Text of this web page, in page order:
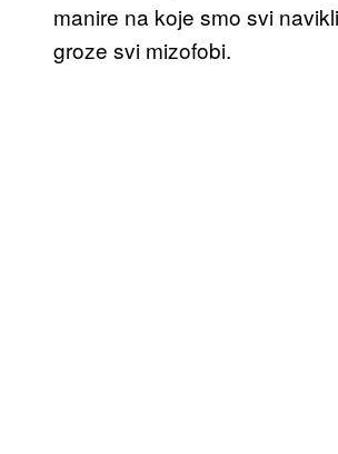
manire na koje smo svi
groze svi mizofobi.